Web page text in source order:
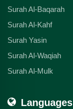
Surah Al-Baqarah
Surah Al-Kahf
Surah Yasin
Surah Al-Waqiah
Surah Al-Mulk
Languages